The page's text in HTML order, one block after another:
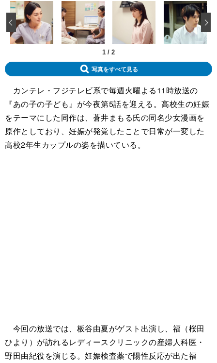
1 / 2
‹
写真をすべて見る
カンテレ・フジテレビ系で毎週火曜よる11時放送の
『あの子の子ども』が今夜第5話を迎える。高校生の妊娠
をテーマにした同作は、蒼井まもる氏の同名少女漫画を
原作としており、妊娠が発覚したことで日常が一変した
高校2年生カップルの姿を描いている。
今回の放送では、板谷由夏がゲスト出演し、福（桜田
ひより）が訪れるレディースクリニックの産婦人科医・
野田由紀役を演じる。妊娠検査薬で陽性反応が出た福